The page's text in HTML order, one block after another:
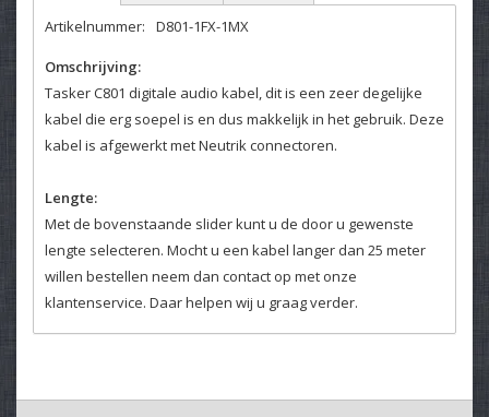
Artikelnummer: D801-1FX-1MX
Omschrijving:
Tasker C801 digitale audio kabel, dit is een zeer degelijke
kabel die erg soepel is en dus makkelijk in het gebruik. Deze
kabel is afgewerkt met Neutrik connectoren.
Lengte:
Met de bovenstaande slider kunt u de door u gewenste
lengte selecteren. Mocht u een kabel langer dan 25 meter
willen bestellen neem dan contact op met onze
klantenservice. Daar helpen wij u graag verder.
deze optie kunt u hierboven selecteren.